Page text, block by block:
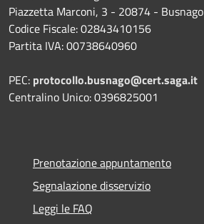
Piazzetta Marconi, 3 - 20874 - Busnago
Codice Fiscale: 02843410156
Partita IVA: 00738640960
PEC: protocollo.busnago@cert.saga.it
Centralino Unico: 0396825001
Prenotazione appuntamento
Segnalazione disservizio
Leggi le FAQ